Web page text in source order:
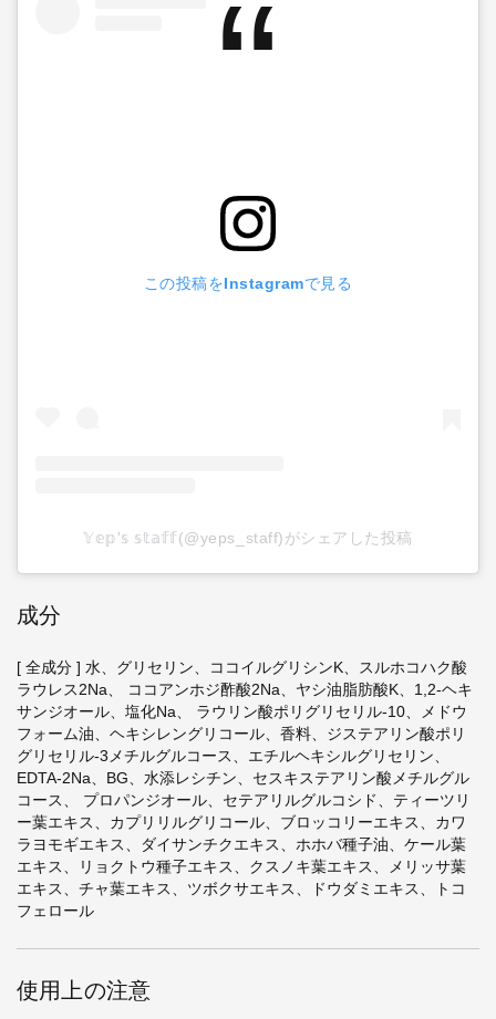
この投稿をInstagramで見る
𝕐𝕖𝕡'𝕤 𝕤𝕥𝕒𝕗𝕗(@yeps_staff)がシェアした投稿
成分
[ 全成分 ] 水、グリセリン、ココイルグリシンK、スルホコハク酸
ラウレス2Na、 ココアンホジ酢酸2Na、ヤシ油脂肪酸K、1,2-ヘキ
サンジオール、塩化Na、 ラウリン酸ポリグリセリル-10、メドウ
フォーム油、ヘキシレングリコール、香料、ジステアリン酸ポリ
グリセリル-3メチルグルコース、エチルヘキシルグリセリン、
EDTA-2Na、BG、水添レシチン、セスキステアリン酸メチルグル
コース、 プロパンジオール、セテアリルグルコシド、ティーツリ
ー葉エキス、カプリリルグリコール、ブロッコリーエキス、カワ
ラヨモギエキス、ダイサンチクエキス、ホホバ種子油、ケール葉
エキス、リョクトウ種子エキス、クスノキ葉エキス、メリッサ葉
エキス、チャ葉エキス、ツボクサエキス、ドウダミエキス、トコ
フェロール
使用上の注意